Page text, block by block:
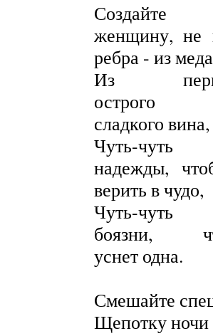
Создайте
женщину, не
ребра - из
Из
острого
сладкого вина,
Чуть-чуть
надежды,
верить в чудо,
Чуть-чуть
боязни,
уснет одна.
Смешайте
Щепотку ночи